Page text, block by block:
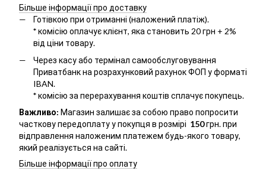
Більше інформації про доставку
Готівкою при отриманні (наложений платіж).
*комісію оплачує клієнт, яка становить 20 грн + 2%
від ціни товару.
Через касу або термінал самообслуговування
Приватбанк на розрахунковий рахунок ФОП у форматі
IBAN.
*комісію за перерахування коштів сплачує покупець.
Важливо: Магазин залишає за собою право попросити
часткову передоплату у покупця в розмірі 150грн. при
відправлення наложеним платежем будь-якого товару,
який реалізується на сайті.
Більше інформації про оплату